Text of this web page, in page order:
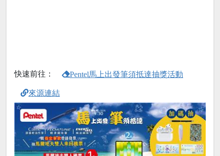
快速前往： Pentel馬上出發筆須抵達抽獎活動
來源連結